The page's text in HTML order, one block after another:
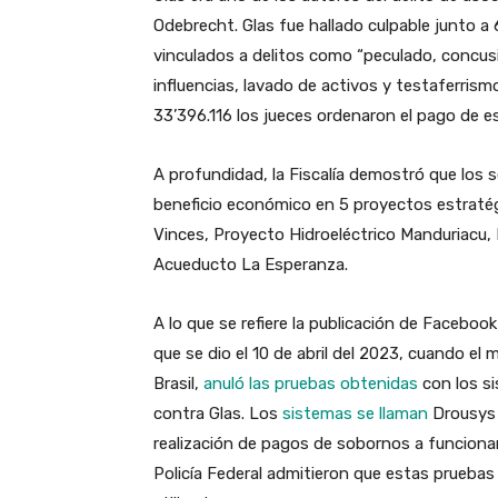
Odebrecht. Glas fue hallado culpable junto
vinculados a delitos como “peculado,
influencias, lavado de activos y
33’396.116 los jueces ordenaron el pago
A profundidad, la Fiscalía demostró que los
beneficio económico en 5 proyectos
Vinces, Proyecto Hidroeléctrico
Acueducto La Esperanza.
A lo que se refiere la publicación de
que se dio el 10 de abril del 2023, cuando el
Brasil, anuló las pruebas obtenidas con los
contra Glas. Los sistemas se llaman
realización de pagos de sobornos a
Policía Federal admitieron que estas